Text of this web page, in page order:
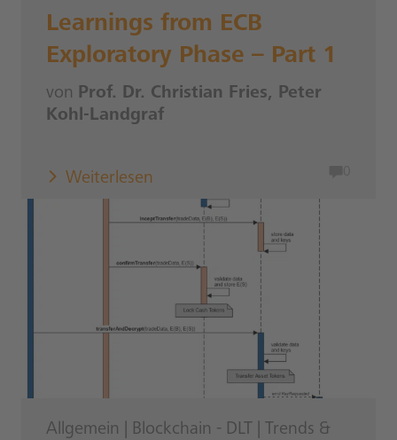
Learnings from ECB
Exploratory Phase – Part 1
von Prof. Dr. Christian Fries, Peter
Kohl-Landgraf
Weiterlesen
Allgemein Blockchain - DLT
Trends &